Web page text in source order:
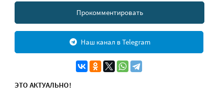
Прокомментировать
Наш канал в Telegram
ЭТО АКТУАЛЬНО!